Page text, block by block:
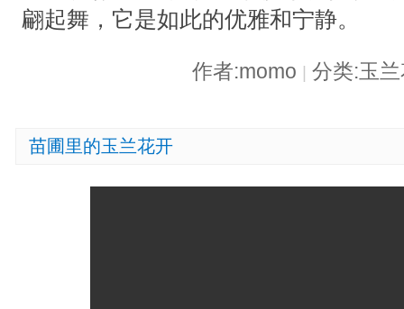
翩起舞，它是如此的优雅和宁静。
作者:momo 分类:玉
苗圃里的玉兰花开